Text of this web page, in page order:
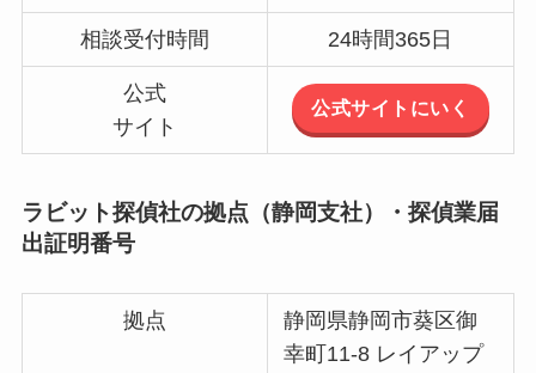
相談受付時間 24時間365日
公式
サイト
公式サイトにいく
ラビット探偵社の拠点（静岡支社）・探偵業届
出証明番号
拠点
静岡県静岡市葵区御
幸町11-8 レイアップ